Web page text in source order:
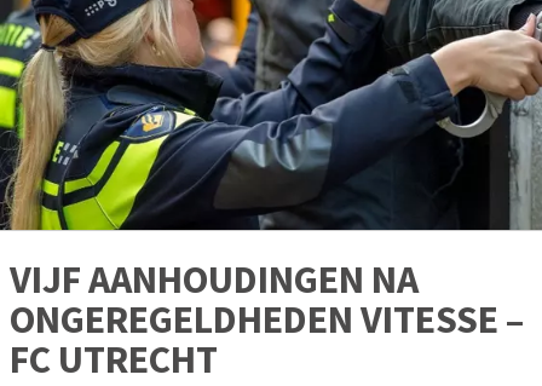
VIJF AANHOUDINGEN NA
ONGEREGELDHEDEN VITESSE –
FC UTRECHT